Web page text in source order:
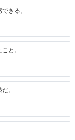
きる。
と。
。